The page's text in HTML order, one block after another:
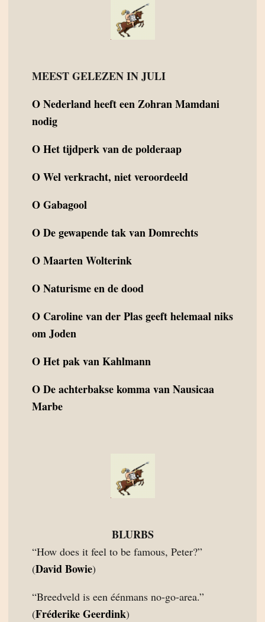
MEEST GELEZEN IN JULI
ONederland heeft een Zohran Mamdani
nodig
OHet tijdperk van de polderaap
OWel verkracht, niet veroordeeld
OGabagool
ODe gewapende tak van Domrechts
OMaarten Wolterink
ONaturisme en de dood
O Caroline van der Plas geeft helemaal niks
om Joden
OHet pak van Kahlmann
ODe achterbakse komma van Nausicaa
Marbe
BLURBS
“How does it feel to be famous, Peter?”
(David Bowie)
“Breedveld is een éénmans no-go-area.”
(Fréderike Geerdink)